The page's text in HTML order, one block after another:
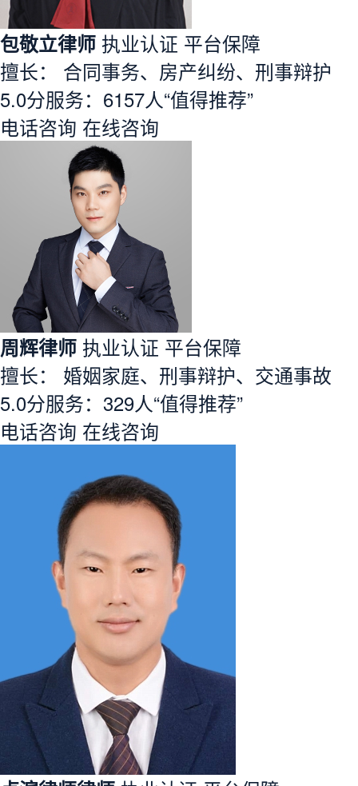
包敬立律师 执业认证 平台保障
擅长： 合同事务、房产纠纷、刑事辩护
5.0分服务： 6157人“值得推荐”
电话咨询 在线咨询
周辉律师 执业认证 平台保障
擅长： 婚姻家庭、刑事辩护、交通事故
5.0分服务： 329人“值得推荐”
电话咨询 在线咨询